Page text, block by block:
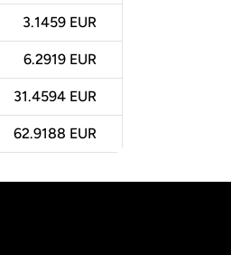
3.1459 EUR
6.2919 EUR
31.4594 EUR
62.9188 EUR